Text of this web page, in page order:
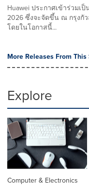
Huawei ประกาศเข้าร่วมเป็
2026 ซึ่งจะจัดขึ้น ณ กรุงกั
โดยในโอกาสนี้...
More Releases From This
Explore
Computer & Electronics